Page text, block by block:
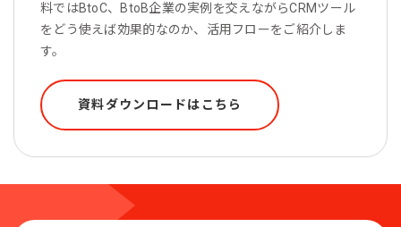
料ではBtoC、BtoB企業の実例を交えながらCRMツール
をどう使えば効果的なのか、活用フローをご紹介しま
す。
資料ダウンロードはこちら